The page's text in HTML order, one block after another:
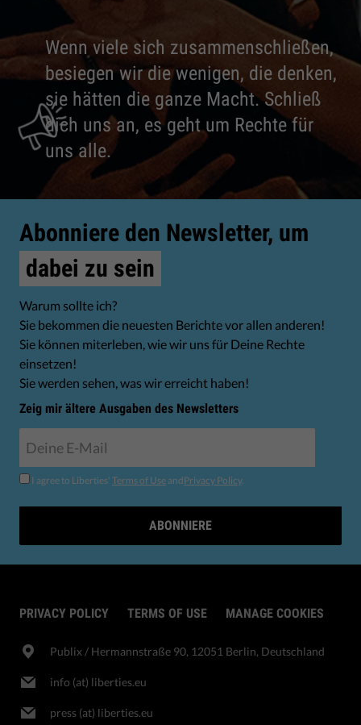
Wenn viele sich zusammenschließen,
besiegen wir die wenigen, die denken,
sie hätten die ganze Macht. Schließ
dich uns an, es geht um Rechte für
uns alle.
Abonniere den Newsletter, um
dabei zu sein
Warum sollte ich?
Sie bekommen die neuesten Berichte vor allen anderen!
Sie können miterleben, wie wir uns für Deine Rechte
einsetzen!
Sie werden sehen, was wir erreicht haben!
Zeig mir ältere Ausgaben des Newsletters
I agree to Liberties' Terms of Use andPrivacy Policy.
ABONNIERE
PRIVACY POLICY TERMS OF USE MANAGE COOKIES
Publix​ / Hermannstraße 90, 12051 Berlin, Deutschland
info (at) liberties.eu
press (at) liberties.eu